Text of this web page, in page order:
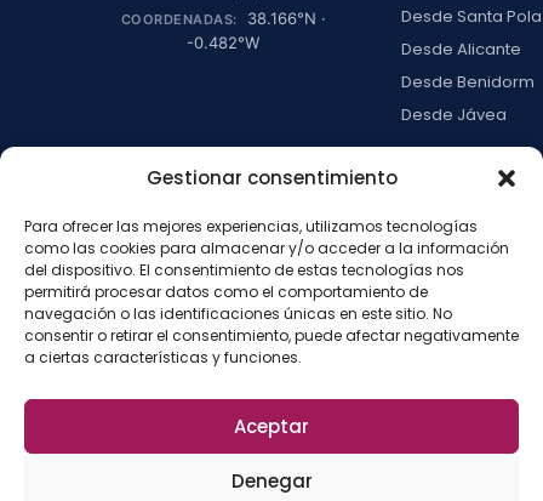
Gestionar consentimiento
Para ofrecer las mejores experiencias, utilizamos tecnologías
como las cookies para almacenar y/o acceder a la información
del dispositivo. El consentimiento de estas tecnologías nos
permitirá procesar datos como el comportamiento de
navegación o las identificaciones únicas en este sitio. No
consentir o retirar el consentimiento, puede afectar negativamente
a ciertas características y funciones.
Aceptar
Denegar
COORDENADAS: 38.166°N ·
-0.482°W
Desde Santa Pola
Desde Alicante
Desde Benidorm
Desde Jávea
LA ISLA
Actividades
Blog
Con niños
Press kit
©2026La Isla de
Aviso legal·Privacidad·Cookies·
Configurar cookies